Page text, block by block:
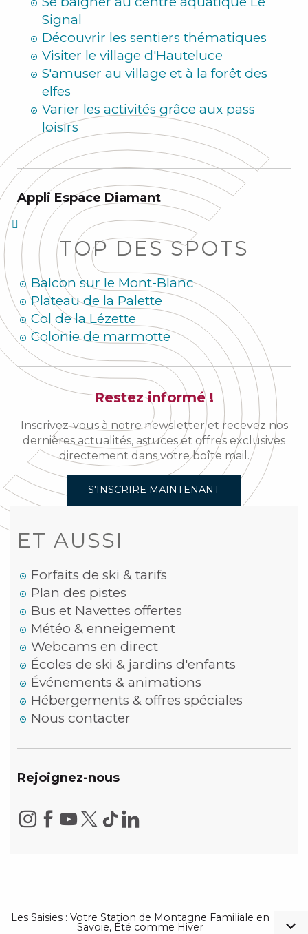
Signal
Découvrir les sentiers thématiques
Visiter le village d'Hauteluce
S'amuser au village et à la forêt des
elfes
Varier les activités grâce aux pass
loisirs
Appli Espace Diamant
TOP DES SPOTS
Balcon sur le Mont-Blanc
Plateau de la Palette
Col de la Lézette
Colonie de marmotte
Restez informé !
Inscrivez-vous à notre newsletter et recevez nos
dernières actualités, astuces et offres exclusives
directement dans votre boîte mail.
S'INSCRIRE MAINTENANT
ET AUSSI
Forfaits de ski & tarifs
Plan des pistes
Bus et Navettes offertes
Météo & enneigement
Webcams en direct
Écoles de ski & jardins d'enfants
Événements & animations
Hébergements & offres spéciales
Nous contacter
Rejoignez-nous
Les Saisies : Votre Station de Montagne Familiale en
Savoie, Été comme Hiver